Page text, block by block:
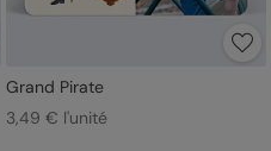
Grand Pirate
3,49 € l'unité